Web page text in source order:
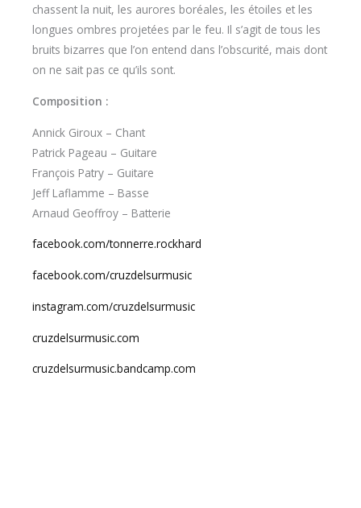
chassent la nuit, les aurores boréales, les étoiles et les
longues ombres projetées par le feu. Il s’agit de tous les
bruits bizarres que l’on entend dans l’obscurité, mais dont
on ne sait pas ce qu’ils sont.
Composition :
Annick Giroux – Chant
Patrick Pageau – Guitare
François Patry – Guitare
Jeff Laflamme – Basse
Arnaud Geoffroy – Batterie
facebook.com/tonnerre.rockhard
facebook.com/cruzdelsurmusic
instagram.com/cruzdelsurmusic
cruzdelsurmusic.com
cruzdelsurmusic.bandcamp.com